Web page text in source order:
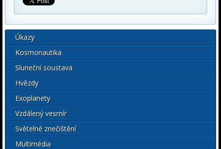
Úkazy
Kosmonautika
Sluneční soustava
Hvězdy
Exoplanety
Vzdálený vesmír
Světelné znečištění
Multimédia